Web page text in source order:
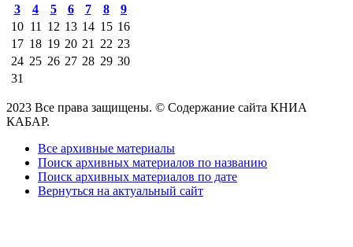
3
4 5 6 7 8
9
10 11 12 13 14 15 16
17 18 19 20 21 22 23
24 25 26 27 28 29 30
31
2023 Все права защищены. © Содержание сайта КНИА
КАБАР.
Все архивные материалы
Поиск архивных материалов по названию
Поиск архивных материалов по дате
Вернуться на актуальный сайт